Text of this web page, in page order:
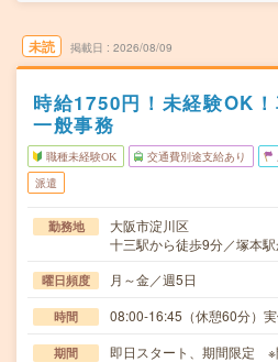
未読 掲載日 2026/08/09
時給1750円！未経験OK
一般事務
職種未経験OK 交通費別途支給あり
派遣
勤務地
大阪市淀川区
十三駅から徒歩9分／塚本
曜日頻度 月～金／週5日
時間 08:00-16:45（休憩60分）
期間 即日スタート、期間限定 ※